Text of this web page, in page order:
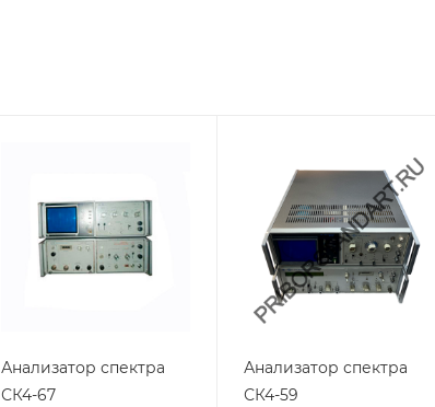
Анализатор спектра
СК4-67
Анализатор спектра
СК4-59